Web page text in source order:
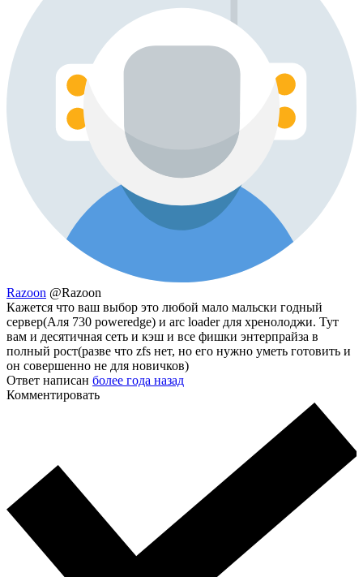
Razoon @Razoon
Кажется что ваш выбор это любой мало мальски годный
сервер(Аля 730 poweredge) и arc loader для хренолоджи. Тут
вам и десятичная сеть и кэш и все фишки энтерпрайза в
полный рост(разве что zfs нет, но его нужно уметь готовить и
он совершенно не для новичков)
Ответ написан более года назад
Комментировать